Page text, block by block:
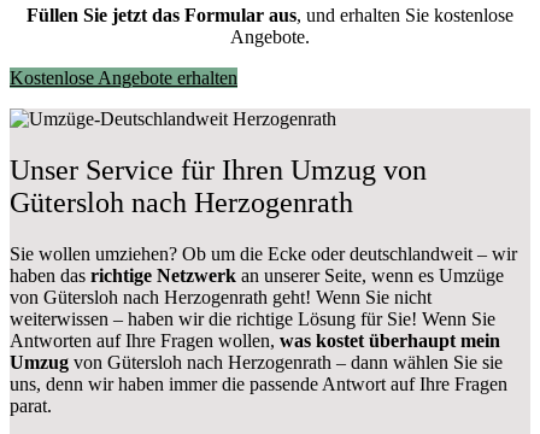
Füllen Sie jetzt das Formular aus, und erhalten Sie kostenlose
Angebote.
Kostenlose Angebote erhalten
Unser Service für Ihren Umzug von
Gütersloh nach Herzogenrath
Sie wollen umziehen? Ob um die Ecke oder deutschlandweit – wir
haben das richtige Netzwerk an unserer Seite, wenn es Umzüge
von Gütersloh nach Herzogenrath geht! Wenn Sie nicht
weiterwissen – haben wir die richtige Lösung für Sie! Wenn Sie
Antworten auf Ihre Fragen wollen, was kostet überhaupt mein
Umzug von Gütersloh nach Herzogenrath – dann wählen Sie sie
uns, denn wir haben immer die passende Antwort auf Ihre Fragen
parat.